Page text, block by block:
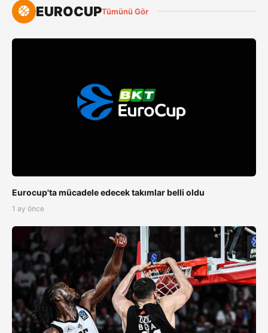
EUROCUPTümünü Gör
Eurocup'ta mücadele edecek takımlar belli oldu
1 ay önce